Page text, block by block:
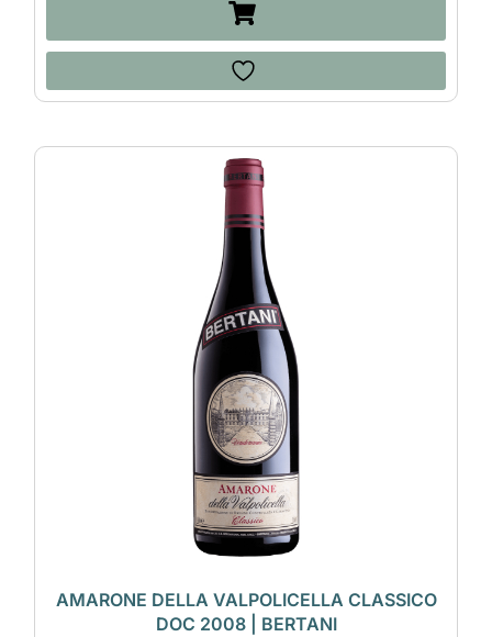
AMARONE DELLA VALPOLICELLA CLASSICO
DOC 2008 | BERTANI